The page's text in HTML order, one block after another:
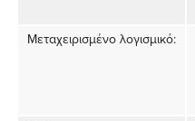
Μεταχειρισμένο λογισμικό: